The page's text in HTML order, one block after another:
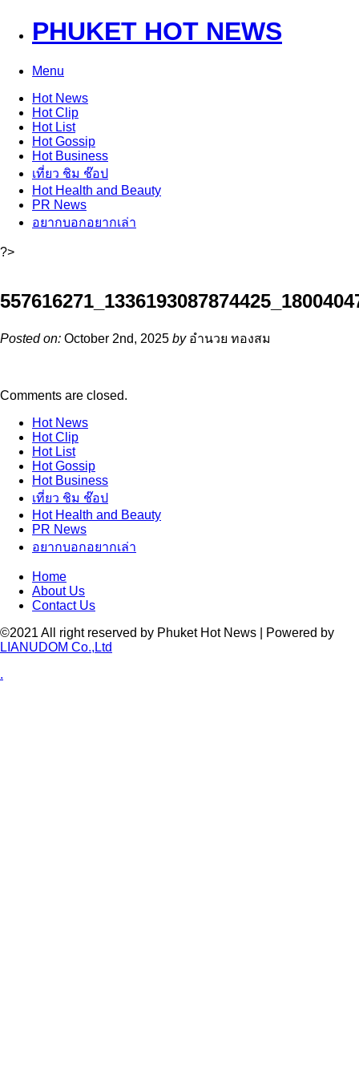
PHUKET HOT NEWS
Menu
HotNews
HotClip
HotList
HotGossip
HotBusiness
เที่ยว ชิม ช๊อป
HotHealth and Beauty
PR News
อยากบอกอยากเล่า
?>
Posted on: October 2nd, 2025 byอำนวย ทองสม
Comments are closed.
HotNews
HotClip
HotList
HotGossip
HotBusiness
เที่ยว ชิม ช๊อป
HotHealth and Beauty
PR News
อยากบอกอยากเล่า
Home
About Us
Contact Us
©2021 All right reserved by Phuket Hot News | Powered by
LIANUDOM Co.,Ltd
.